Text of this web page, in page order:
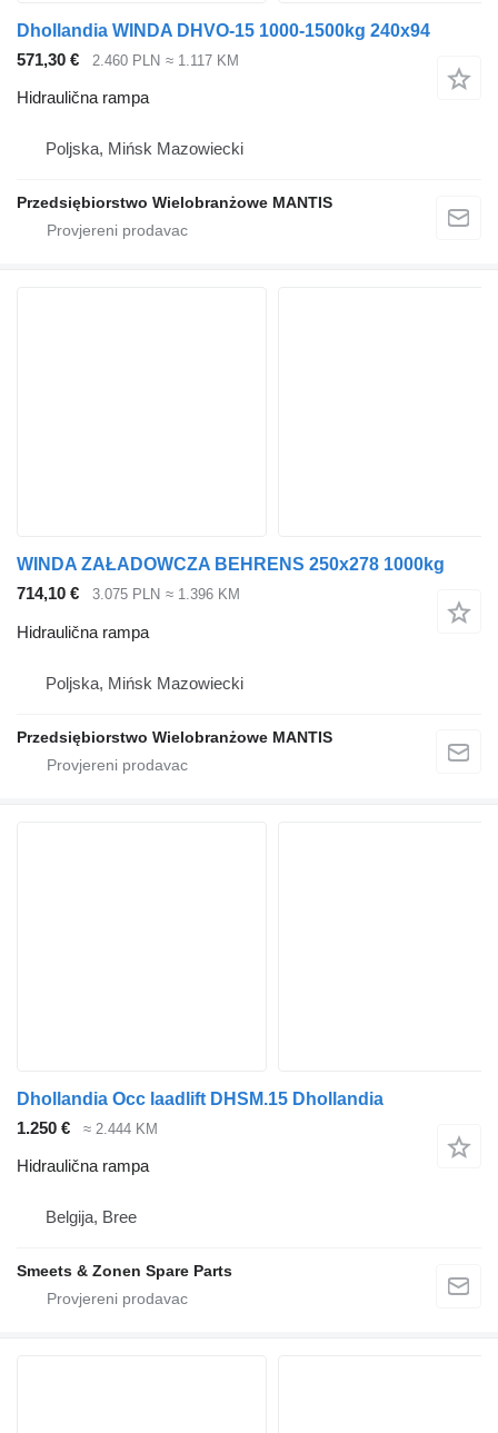
Dhollandia WINDA DHVO-15 1000-1500kg 240x94
571,30 €
2.460 PLN ≈ 1.117 KM
Hidraulična rampa
Poljska, Mińsk Mazowiecki
Przedsiębiorstwo Wielobranżowe MANTIS
WINDA ZAŁADOWCZA BEHRENS 250x278 1000kg
714,10 €
3.075 PLN ≈ 1.396 KM
Hidraulična rampa
Poljska, Mińsk Mazowiecki
Przedsiębiorstwo Wielobranżowe MANTIS
Dhollandia Occ laadlift DHSM.15 Dhollandia
1.250 €
≈ 2.444 KM
Hidraulična rampa
Belgija, Bree
Smeets & Zonen Spare Parts